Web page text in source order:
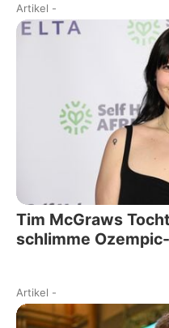
Artikel -
Tim McGraws
schlimme
Artikel -